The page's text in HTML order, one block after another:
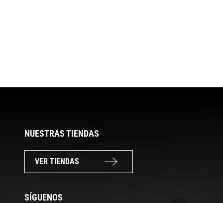
NUESTRAS TIENDAS
VER TIENDAS
SÍGUENOS